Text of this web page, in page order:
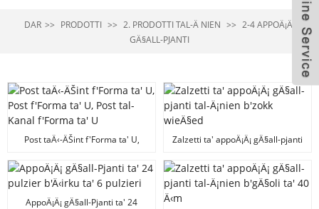
DAR PRODOTTI 2. PRODOTTI TAL-Ä NIEN
2-4 APPOÄ¡Ä¡
GÄ§ALL-PJANTI
Post taÄ‹-ÄŠint f'Forma ta' U,
f'Forma ta' U
Zalzetti ta' appoÄ¡Ä¡ gÄ§all-pjanti
AppoÄ¡Ä¡ gÄ§all-Pjanti ta' 24